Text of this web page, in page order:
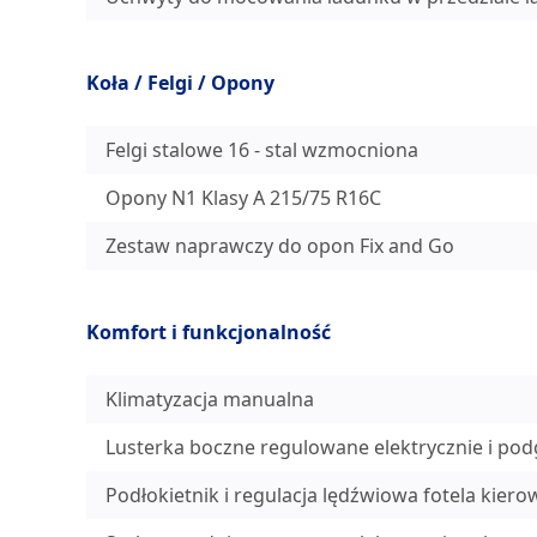
Koła / Felgi / Opony
Felgi stalowe 16 - stal wzmocniona
Opony N1 Klasy A 215/75 R16C
Zestaw naprawczy do opon Fix and Go
Komfort i funkcjonalność
Klimatyzacja manualna
Lusterka boczne regulowane elektrycznie i
Podłokietnik i regulacja lędźwiowa fotela